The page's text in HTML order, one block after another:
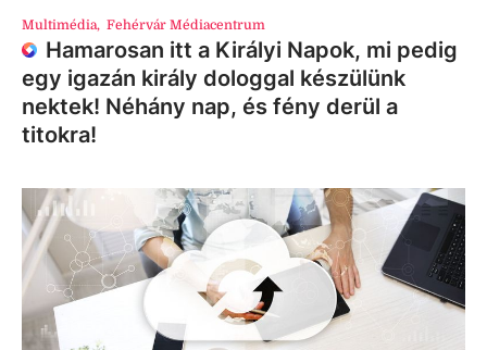
Multimédia, Fehérvár Médiacentrum
Hamarosan itt a Királyi Napok, mi pedig
egy igazán király dologgal készülünk
nektek! Néhány nap, és fény derül a
titokra!